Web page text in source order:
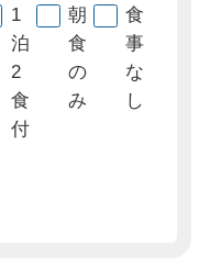
1
泊
2
食
付
朝
食
の
み
食
事
な
し